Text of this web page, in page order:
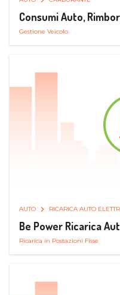
Consumi Auto,
Gestione Veicolo
AUTO RICARICA AUTO
Be Power Ricarica
Ricarica in Postazioni Fisse